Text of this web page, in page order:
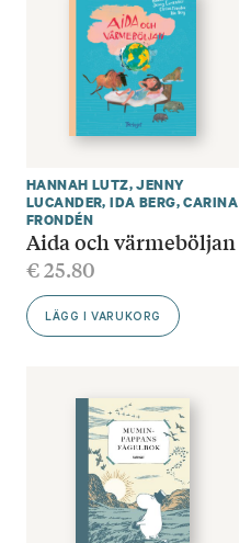
HANNAH LUTZ,JENNY
LUCANDER,IDA BERG,CARINA
FRONDÉN
Aida och värmeböljan
€25.80
LÄGG I VARUKORG